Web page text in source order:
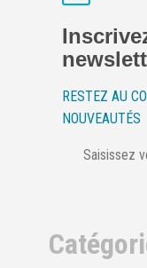
RESTEZ AU
NOUVEAUTÉS